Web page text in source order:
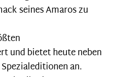
seines Amaros zu
und bietet heute neben
an.